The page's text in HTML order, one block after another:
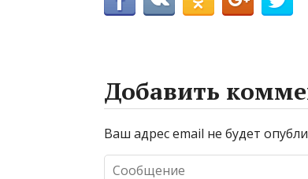
Добавить
Ваш адрес email не будет